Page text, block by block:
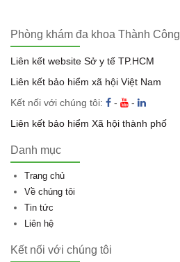
Phòng khám đa khoa Thành Công
Liên kết website Sở y tế TP.HCM
Liên kết bảo hiểm xã hội Việt Nam
Kết nối với chúng tôi:
-
-
Liên kết bảo hiểm Xã hội thành phố
Danh mục
Trang chủ
Về chúng tôi
Tin tức
Liên hệ
Kết nối với chúng tôi